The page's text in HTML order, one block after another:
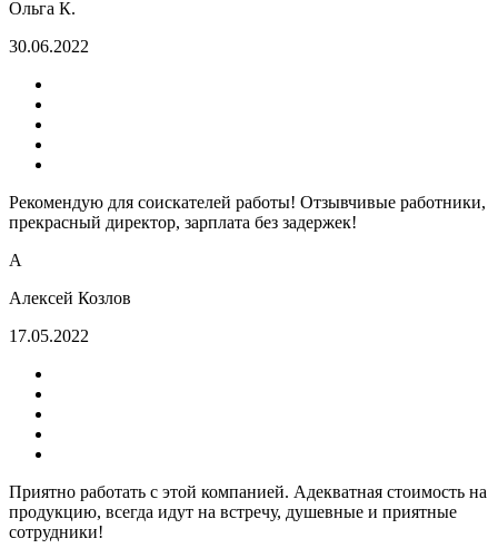
Ольга К.
30.06.2022
Рекомендую для соискателей работы! Отзывчивые работники,
прекрасный директор, зарплата без задержек!
А
Алексей Козлов
17.05.2022
Приятно работать с этой компанией. Адекватная стоимость на
продукцию, всегда идут на встречу, душевные и приятные
сотрудники!